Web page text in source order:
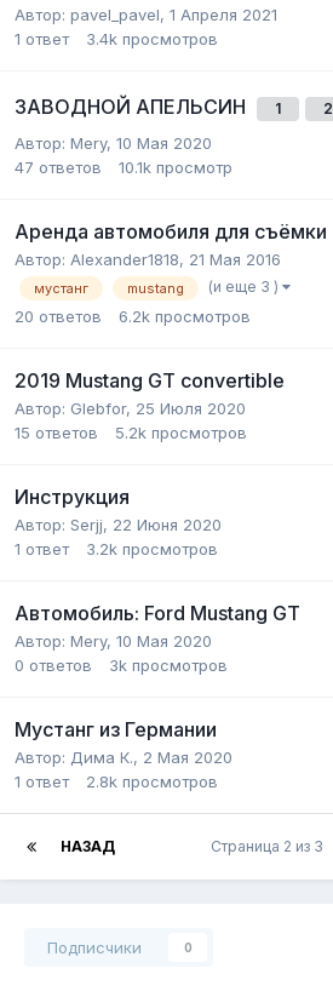
Автор: pavel_pavel, 1 Апреля 2021
1 ответ 3.4k просмотров
ЗАВОДНОЙ АПЕЛЬСИН 1 2
Автор: Mery, 10 Мая 2020
47 ответов 10.1k просмотр
Аренда автомобиля для съёмки
Автор: Alexander1818, 21 Мая 2016
мустанг mustang (и еще 3 )
20 ответов 6.2k просмотров
2019 Mustang GT convertible
Автор: Glebfor, 25 Июля 2020
15 ответов 5.2k просмотров
Инструкция
Автор: Serjj, 22 Июня 2020
1 ответ 3.2k просмотров
Автомобиль: Ford Mustang GT
Автор: Mery, 10 Мая 2020
0 ответов 3k просмотров
Мустанг из Германии
Автор: Дима К., 2 Мая 2020
1 ответ 2.8k просмотров
НАЗАД Страница 2 из 3
Подписчики 0